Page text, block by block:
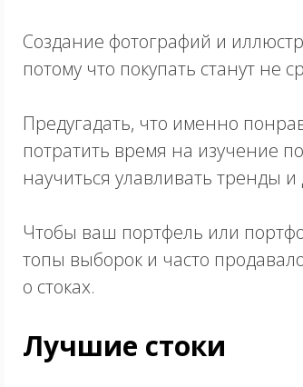
Создание фотографий и
потому что покупать станут не
Предугадать, что именно
потратить время на изучение
научиться улавливать тренды
Чтобы ваш портфель или
топы выборок и часто
о стоках.
Лучшие стоки